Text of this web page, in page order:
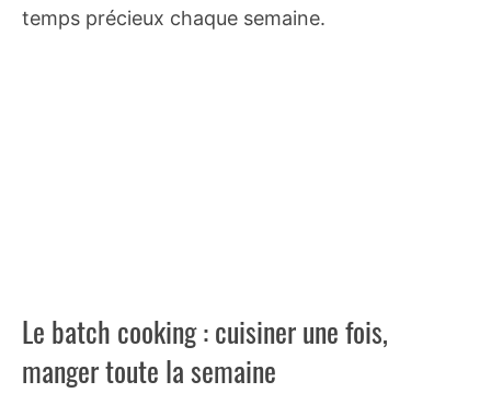
temps précieux chaque semaine.
Le batch cooking : cuisiner une fois,
manger toute la semaine